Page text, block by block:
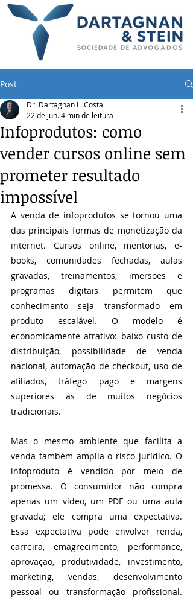
Post
Infoprodutos: como
vender cursos online sem
prometer resultado
impossível
Dr. Dartagnan L. Costa
22 de jun.4 min de leitura
A venda de infoprodutos se tornou uma
das principais formas de monetização da
internet. Cursos online, mentorias, e-
books, comunidades fechadas, aulas
gravadas, treinamentos, imersões e
programas digitais permitem que
conhecimento seja transformado em
produto escalável. O modelo é
economicamente atrativo: baixo custo de
distribuição, possibilidade de venda
nacional, automação de checkout, uso de
afiliados, tráfego pago e margens
superiores às de muitos negócios
tradicionais.
Mas o mesmo ambiente que facilita a
venda também amplia o risco jurídico. O
infoproduto é vendido por meio de
promessa. O consumidor não compra
apenas um vídeo, um PDF ou uma aula
gravada; ele compra uma expectativa.
Essa expectativa pode envolver renda,
carreira, emagrecimento, performance,
aprovação, produtividade, investimento,
marketing, vendas, desenvolvimento
pessoal ou transformação profissional.